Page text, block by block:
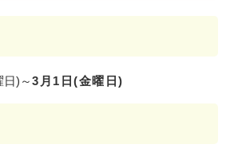
)～3月1日(金曜日)